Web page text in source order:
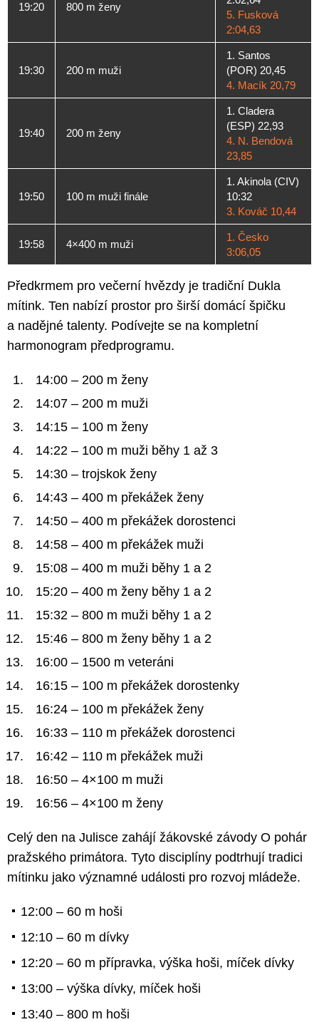
19:20 800 m ženy
5. Fusková
2:04,63
19:30 200 m muži
1. Santos
(POR) 20,45
4. Macík 20,79
19:40 200 m ženy
1. Cladera
(ESP) 22,93
4. N. Bendová
23,85
19:50 100 m muži finále
1. Akinola (CIV)
10:32
3. Kováč 10,44
19:58 4×400 m muži
1. Česko
3:06,05
Předkrmem pro večerní hvězdy je tradiční Dukla
mítink. Ten nabízí prostor pro širší domácí špičku
a nadějné talenty. Podívejte se na kompletní
harmonogram předprogramu.
14:00 – 200 m ženy
14:07 – 200 m muži
14:15 – 100 m ženy
14:22 – 100 m muži běhy 1 až 3
14:30 – trojskok ženy
14:43 – 400 m překážek ženy
14:50 – 400 m překážek dorostenci
14:58 – 400 m překážek muži
15:08 – 400 m muži běhy 1 a 2
15:20 – 400 m ženy běhy 1 a 2
15:32 – 800 m muži běhy 1 a 2
15:46 – 800 m ženy běhy 1 a 2
16:00 – 1500 m veteráni
16:15 – 100 m překážek dorostenky
16:24 – 100 m překážek ženy
16:33 – 110 m překážek dorostenci
16:42 – 110 m překážek muži
16:50 – 4×100 m muži
16:56 – 4×100 m ženy
Celý den na Julisce zahájí žákovské závody O pohár
pražského primátora. Tyto disciplíny podtrhují tradici
mítinku jako významné události pro rozvoj mládeže.
12:00 – 60 m hoši
12:10 – 60 m dívky
12:20 – 60 m přípravka, výška hoši, míček dívky
13:00 – výška dívky, míček hoši
13:40 – 800 m hoši